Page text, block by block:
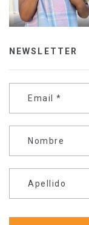
NEWSLETTER
Email *
Nombre
Apellido